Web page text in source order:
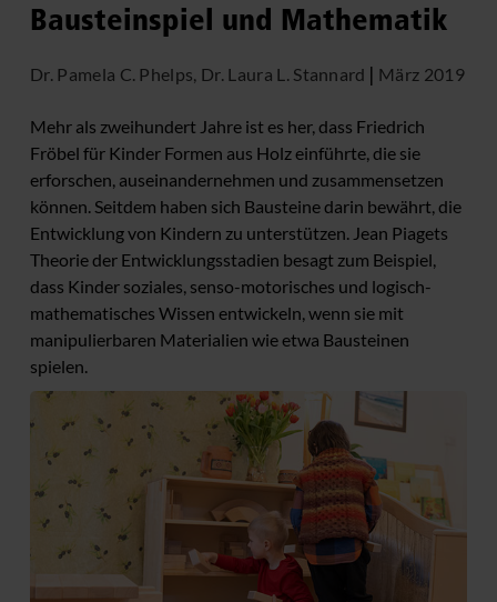
Bausteinspiel und Mathematik
Dr. Pamela C. Phelps, Dr. Laura L. Stannard März 2019
Mehr als zweihundert Jahre ist es her, dass Friedrich
Fröbel für Kinder Formen aus Holz einführte, die sie
erforschen, auseinandernehmen und zusammensetzen
können. Seitdem haben sich Bausteine darin bewährt, die
Entwicklung von Kindern zu unterstützen. Jean Piagets
Theorie der Entwicklungsstadien besagt zum Beispiel,
dass Kinder soziales, senso-motorisches und logisch-
mathematisches Wissen entwickeln, wenn sie mit
manipulierbaren Materialien wie etwa Bausteinen
spielen.